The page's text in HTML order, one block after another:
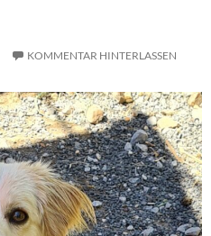
KOMMENTAR HINTERLASSEN